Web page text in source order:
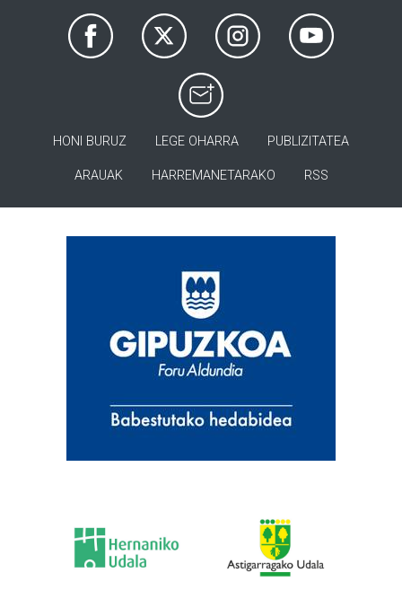
HONI BURUZ LEGE OHARRA PUBLIZITATEA
ARAUAK HARREMANETARAKO RSS